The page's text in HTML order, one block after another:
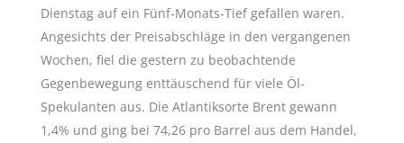
Dienstag auf ein Fünf-Monats-Tief gefallen waren.
Angesichts der Preisabschläge in den vergangenen
Wochen, fiel die gestern zu beobachtende
Gegenbewegung enttäuschend für viele Öl-
Spekulanten aus. Die Atlantiksorte Brent gewann
1,4% und ging bei 74,26 pro Barrel aus dem Handel,